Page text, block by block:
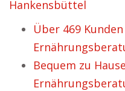
Hankensbüttel
Über 469
Bequem zu